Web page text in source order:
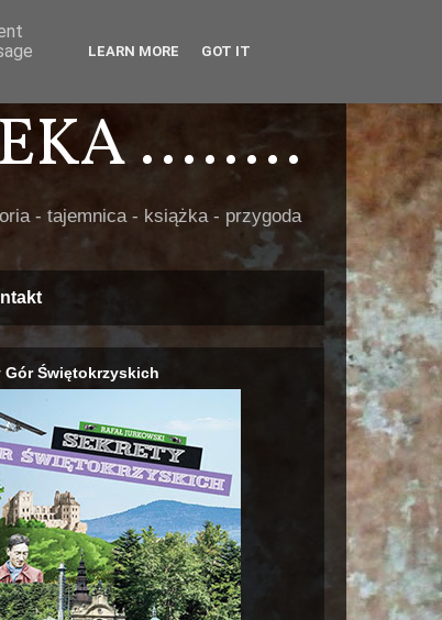
........
- tajemnica - książka - przygoda
Gór Świętokrzyskich
LEARN MORE GOT IT